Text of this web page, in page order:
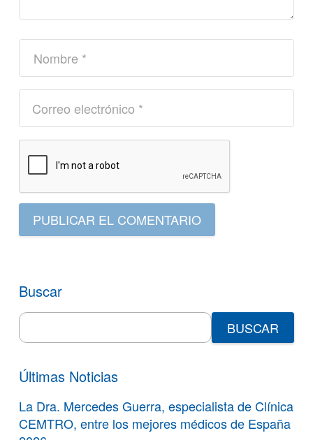
PUBLICAR EL COMENTARIO
Buscar
Search
for:
Últimas Noticias
La Dra. Mercedes Guerra, especialista de Clínica
CEMTRO, entre los mejores médicos de España